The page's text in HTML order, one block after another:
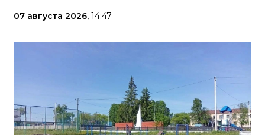
07 августа 2026, 14:47